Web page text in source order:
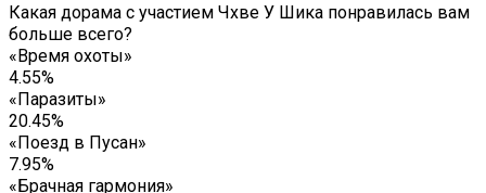
Какая дорама с участием Чхве У Шика понравилась вам
больше всего?
«Время охоты»
4.55%
«Паразиты»
20.45%
«Поезд в Пусан»
7.95%
«Брачная гармония»